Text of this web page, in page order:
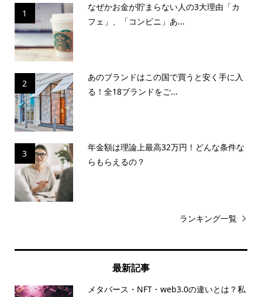
1
なぜかお金が貯まらない人の3大理由「カ
フェ」、「コンビニ」あ...
2
あのブランドはこの国で買うと安く手に入
る！全18ブランドをご...
3
年金額は理論上最高32万円！どんな条件な
らもらえるの？
ランキング一覧
最新記事
メタバース・NFT・web3.0の違いとは？私